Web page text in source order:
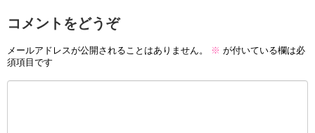
コメントをどうぞ
メールアドレスが公開されることはありません。 ※ が付いている欄は必
須項目です